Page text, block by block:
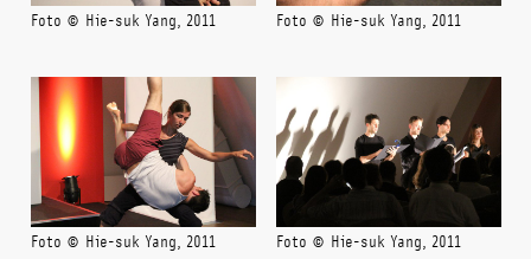
Foto © Hie-suk Yang, 2011 Foto © Hie-suk Yang, 2011
Foto © Hie-suk Yang, 2011 Foto © Hie-suk Yang, 2011